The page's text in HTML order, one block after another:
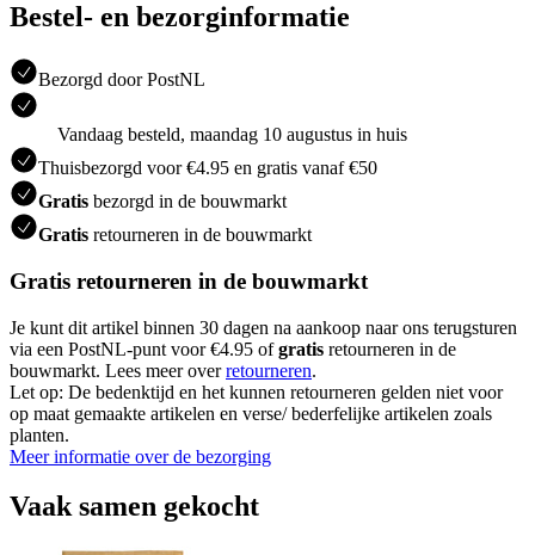
Bestel- en bezorginformatie
Bezorgd door PostNL
Vandaag besteld, maandag 10 augustus in huis
Thuisbezorgd voor €4.95 en gratis vanaf €50
Gratis bezorgd in de bouwmarkt
Gratis retourneren in de bouwmarkt
Gratis retourneren in de bouwmarkt
Je kunt dit artikel binnen 30 dagen na aankoop naar ons terugsturen
via een PostNL-punt voor €4.95 ofgratis retourneren in de
bouwmarkt. Lees meer overretourneren.
Let op: De bedenktijd en het kunnen retourneren gelden niet voor
op maat gemaakte artikelen en verse/ bederfelijke artikelen zoals
planten.
Meer informatie over de bezorging
Vaak samen gekocht